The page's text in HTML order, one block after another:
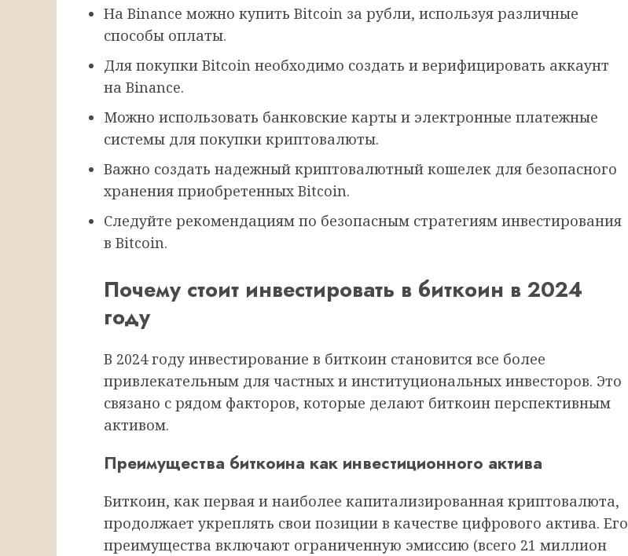
На Binance можно купить Bitcoin за рубли, используя различные
способы оплаты.
Для покупки Bitcoin необходимо создать и верифицировать аккаунт
на Binance.
Можно использовать банковские карты и электронные платежные
системы для покупки криптовалюты.
Важно создать надежный криптовалютный кошелек для безопасного
хранения приобретенных Bitcoin.
Следуйте рекомендациям по безопасным стратегиям инвестирования
в Bitcoin.
Почему стоит инвестировать в биткоин в 2024
году
В 2024 году инвестирование в биткоин становится все более
привлекательным для частных и институциональных инвесторов. Это
связано с рядом факторов, которые делают биткоин перспективным
активом.
Преимущества биткоина как инвестиционного актива
Биткоин, как первая и наиболее капитализированная криптовалюта,
продолжает укреплять свои позиции в качестве цифрового актива. Его
преимущества включают ограниченную эмиссию (всего 21 миллион